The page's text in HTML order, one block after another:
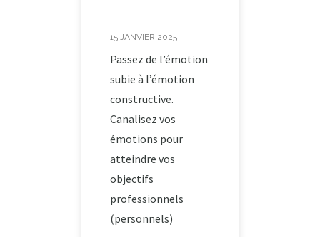
15 JANVIER 2025
Passez de l’émotion
subie à l’émotion
constructive.
Canalisez vos
émotions pour
atteindre vos
objectifs
professionnels
(personnels)